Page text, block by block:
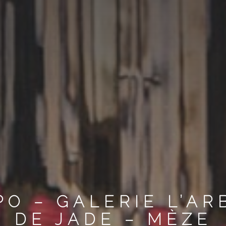
– GALERIE
DE JADE – MÈZE